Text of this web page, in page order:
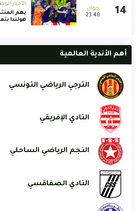
23:48
الأخبار
يهم
هولندا
أهم الأندية العالمية
الترجي الرياضي التونسي
النادي الإفريقي
النجم الرياضي الساحلي
النادي الصفاقسي